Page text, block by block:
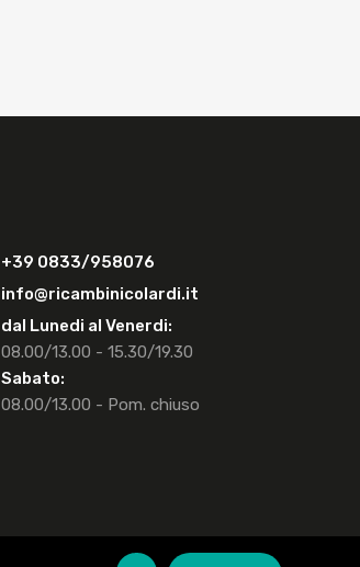
+39 0833/958076
info@ricambinicolardi.it
dal Lunedi al Venerdi:
08.00/13.00 - 15.30/19.30
Sabato:
08.00/13.00 - Pom. chiuso